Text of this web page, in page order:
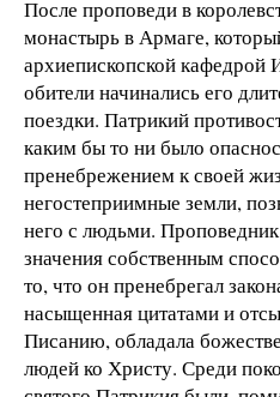
После проповеди в
монастырь в Армаге,
архиепископской кафедрой
обители начинались его
поездки. Патрикий
каким бы то ни было
пренебрежением к своей
негостеприимные земли,
него с людьми.
значения собственным
то, что он пренебрегал
насыщенная цитатами и
Писанию, обладала
людей ко Христу. Среди